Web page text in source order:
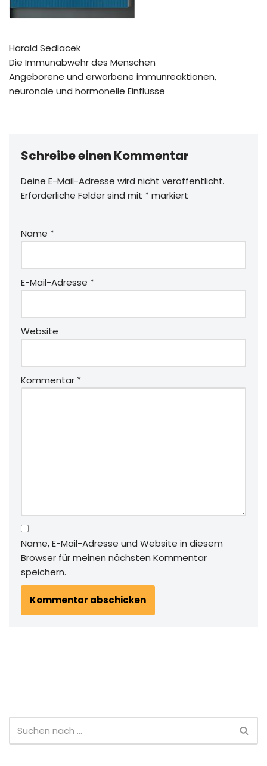
Harald Sedlacek
Die Immunabwehr des Menschen
Angeborene und erworbene immunreaktionen,
neuronale und hormonelle Einflüsse
Schreibe einen Kommentar
Deine E-Mail-Adresse wird nicht veröffentlicht.
Erforderliche Felder sind mit *markiert
Name *
E-Mail-Adresse *
Website
Kommentar *
Name, E-Mail-Adresse und Website in diesem
Browser für meinen nächsten Kommentar
speichern.